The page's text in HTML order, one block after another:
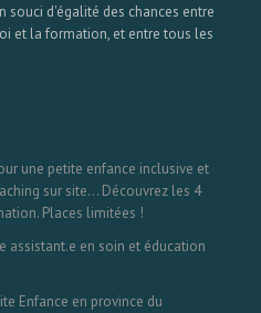
d'égalité des chances entre
et la formation, et entre tous les
une petite enfance inclusive et
sur site… Découvrez les 4
Places limitées !
assistant.e en soin et éducation
Enfance en province du